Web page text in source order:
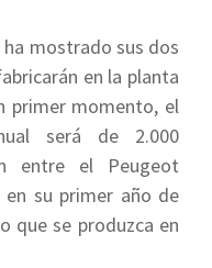
mostrado sus dos
en la planta
primer momento, el
será de 2.000
entre el Peugeot
su primer año de
que se produzca en